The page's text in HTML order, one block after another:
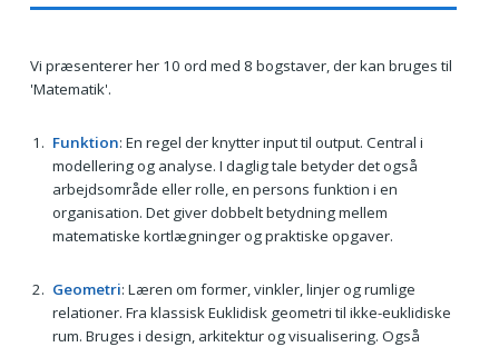
Vi præsenterer her 10 ord med 8 bogstaver, der kan bruges til
'Matematik'.
Funktion: En regel der knytter input til output. Central i
modellering og analyse. I daglig tale betyder det også
arbejdsområde eller rolle, en persons funktion i en
organisation. Det giver dobbelt betydning mellem
matematiske kortlægninger og praktiske opgaver.
Geometri: Læren om former, vinkler, linjer og rumlige
relationer. Fra klassisk Euklidisk geometri til ikke-euklidiske
rum. Bruges i design, arkitektur og visualisering. Også